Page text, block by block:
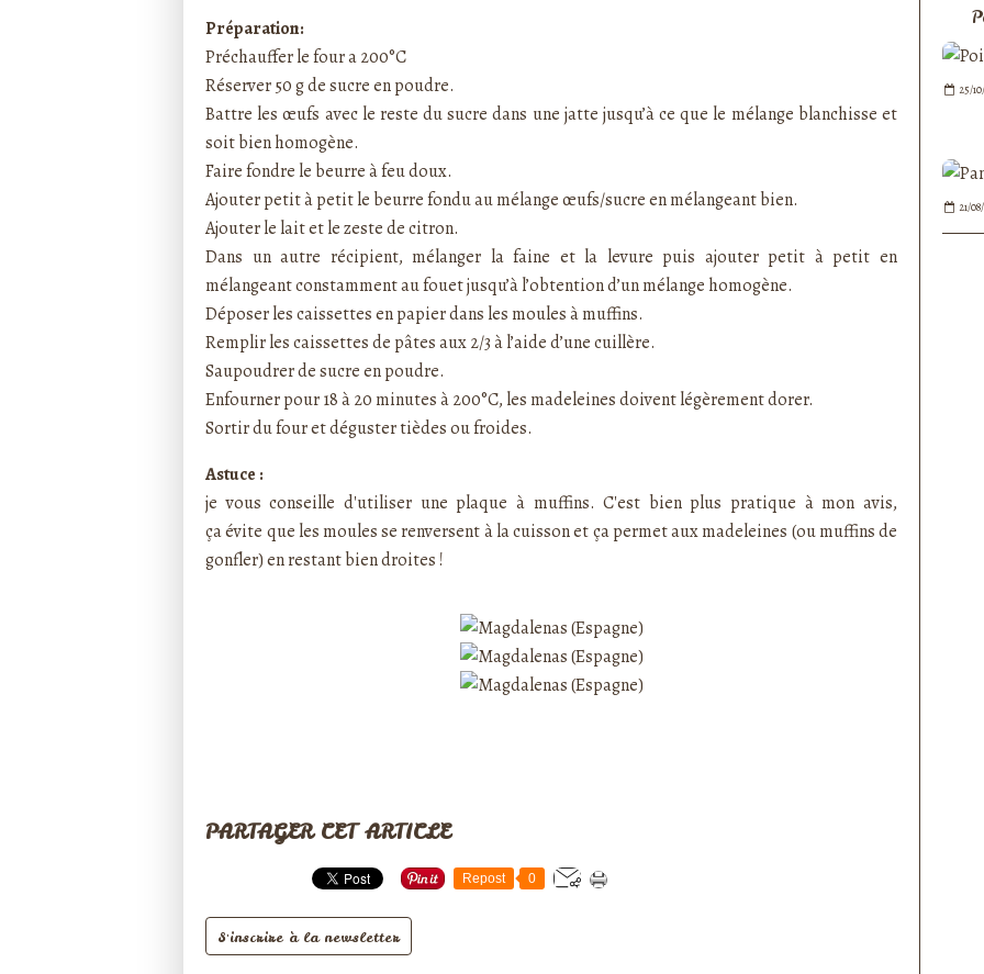
Préparation:
Préchauffer le four a 200°C
Réserver 50 g de sucre en poudre.
Battre les œufs avec le reste du sucre dans une jatte jusqu’à ce que le mélange blanchisse et
soit bien homogène.
Faire fondre le beurre à feu doux.
Ajouter petit à petit le beurre fondu au mélange œufs/sucre en mélangeant bien.
Ajouter le lait et le zeste de citron.
Dans un autre récipient, mélanger la faine et la levure puis ajouter petit à petit en
mélangeant constamment au fouet jusqu’à l’obtention d’un mélange homogène.
Déposer les caissettes en papier dans les moules à muffins.
Remplir les caissettes de pâtes aux 2/3 à l’aide d’une cuillère.
Saupoudrer de sucre en poudre.
Enfourner pour 18 à 20 minutes à 200°C, les madeleines doivent légèrement dorer.
Sortir du four et déguster tièdes ou froides.
Astuce :
je vous conseille d'utiliser une plaque à muffins. C'est bien plus pratique à mon avis,
ça évite que les moules se renversent à la cuisson et ça permet aux madeleines (ou muffins de
gonfler) en restant bien droites !
PARTAGER CET ARTICLE
Repost 0
S'inscrire à la newsletter
25/
21/